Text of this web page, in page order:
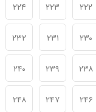
۲۲۲ ۲۲۳ ۲۲۴
۲۳۰ ۲۳۱ ۲۳۲
۲۳۸ ۲۳۹ ۲۴۰
۲۴۶ ۲۴۷ ۲۴۸